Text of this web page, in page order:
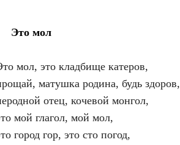
Это мол
мол, это кладбище катеров,
матушка родина, будь здоров,
отец, кочевой монгол,
мой глагол, мой мол,
город гор, это сто погод,